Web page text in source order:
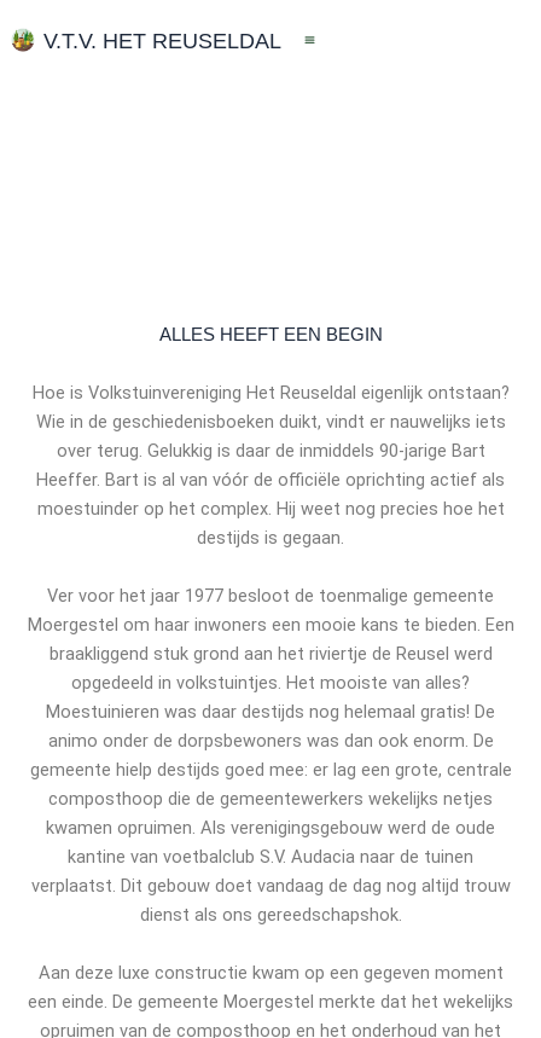
naar V.T.V. HET REUSELDAL
ALLES HEEFT EEN BEGIN
Hoe is Volkstuinvereniging Het Reuseldal eigenlijk ontstaan?
Wie in de geschiedenisboeken duikt, vindt er nauwelijks iets
over terug. Gelukkig is daar de inmiddels 90-jarige Bart
Heeffer. Bart is al van vóór de officiële oprichting actief als
moestuinder op het complex. Hij weet nog precies hoe het
destijds is gegaan.
Ver voor het jaar 1977 besloot de toenmalige gemeente
Moergestel om haar inwoners een mooie kans te bieden. Een
braakliggend stuk grond aan het riviertje de Reusel werd
opgedeeld in volkstuintjes. Het mooiste van alles?
Moestuinieren was daar destijds nog helemaal gratis! De
animo onder de dorpsbewoners was dan ook enorm. De
gemeente hielp destijds goed mee: er lag een grote, centrale
composthoop die de gemeentewerkers wekelijks netjes
kwamen opruimen. Als verenigingsgebouw werd de oude
kantine van voetbalclub S.V. Audacia naar de tuinen
verplaatst. Dit gebouw doet vandaag de dag nog altijd trouw
dienst als ons gereedschapshok.
Aan deze luxe constructie kwam op een gegeven moment
een einde. De gemeente Moergestel merkte dat het wekelijks
opruimen van de composthoop en het onderhoud van het